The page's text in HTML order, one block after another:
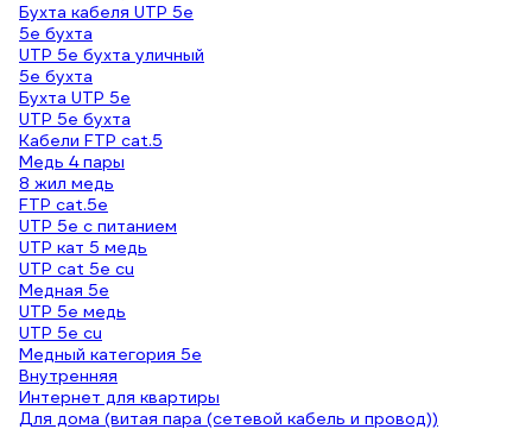
Бухта кабеля UTP 5e
5е бухта
UTP 5e бухта уличный
5e бухта
Бухта UTP 5e
UTP 5e бухта
Кабели FTP cat.5
Медь 4 пары
8 жил медь
FTP cat.5e
UTP 5e с питанием
UTP кат 5 медь
UTP cat 5e cu
Медная 5e
UTP 5e медь
UTP 5e cu
Медный категория 5е
Внутренняя
Интернет для квартиры
Для дома (витая пара (сетевой кабель и провод))